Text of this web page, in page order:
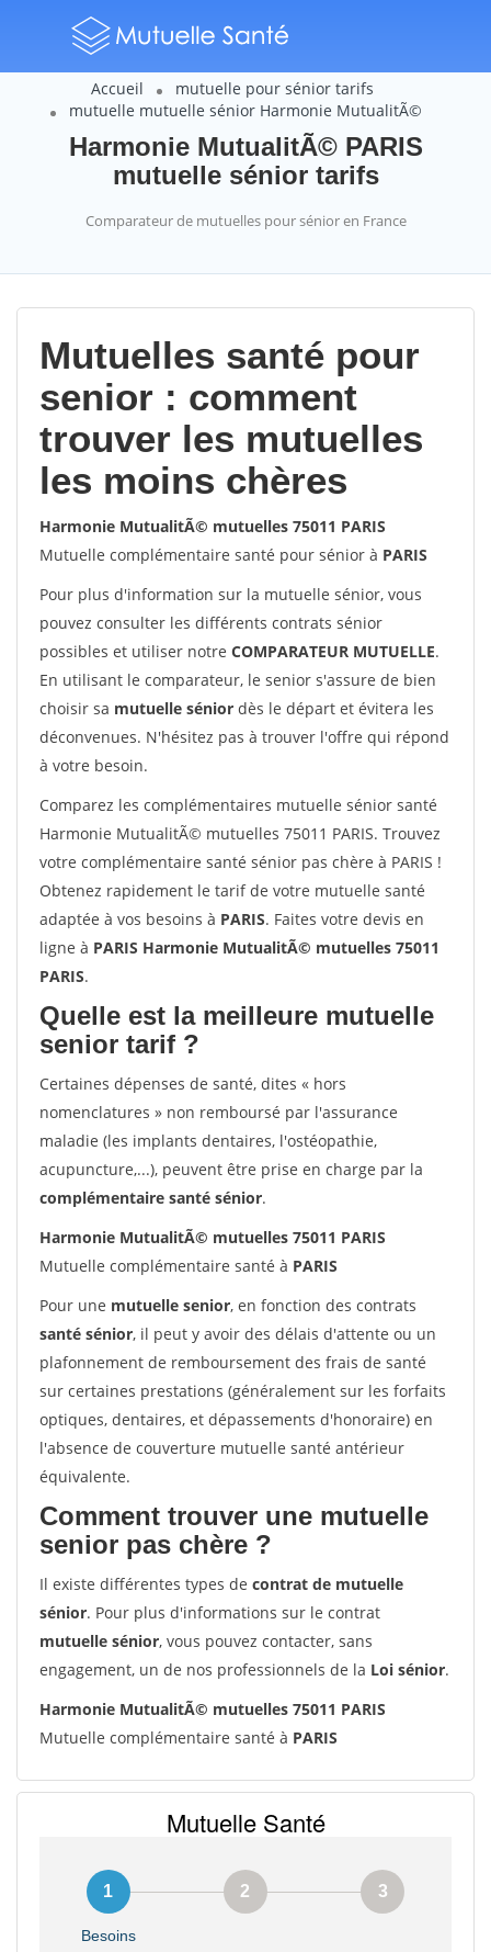
Accueil
mutuelle pour sénior tarifs
mutuelle mutuelle sénior Harmonie MutualitÃ©
Harmonie MutualitÃ© PARIS
mutuelle sénior tarifs
Comparateur de mutuelles pour sénior en France
Mutuelles santé pour
senior : comment
trouver les mutuelles
les moins chères
Harmonie MutualitÃ© mutuelles 75011 PARIS
Mutuelle complémentaire santé pour sénior à PARIS
Pour plus d'information sur la mutuelle sénior, vous
pouvez consulter les différents contrats sénior
possibles et utiliser notre COMPARATEUR MUTUELLE.
En utilisant le comparateur, le senior s'assure de bien
choisir sa mutuelle sénior dès le départ et évitera les
déconvenues. N'hésitez pas à trouver l'offre qui répond
à votre besoin.
Comparez les complémentaires mutuelle sénior santé
Harmonie MutualitÃ© mutuelles 75011 PARIS. Trouvez
votre complémentaire santé sénior pas chère à PARIS !
Obtenez rapidement le tarif de votre mutuelle santé
adaptée à vos besoins à PARIS. Faites votre devis en
ligne à PARIS Harmonie MutualitÃ© mutuelles 75011
PARIS.
Quelle est la meilleure mutuelle
senior tarif ?
Certaines dépenses de santé, dites « hors
nomenclatures » non remboursé par l'assurance
maladie (les implants dentaires, l'ostéopathie,
acupuncture,...), peuvent être prise en charge par la
complémentaire santé sénior.
Harmonie MutualitÃ© mutuelles 75011 PARIS
Mutuelle complémentaire santé à PARIS
Pour une mutuelle senior, en fonction des contrats
santé sénior, il peut y avoir des délais d'attente ou un
plafonnement de remboursement des frais de santé
sur certaines prestations (généralement sur les forfaits
optiques, dentaires, et dépassements d'honoraire) en
l'absence de couverture mutuelle santé antérieur
équivalente.
Comment trouver une mutuelle
senior pas chère ?
Il existe différentes types de contrat de mutuelle
sénior. Pour plus d'informations sur le contrat
mutuelle sénior, vous pouvez contacter, sans
engagement, un de nos professionnels de la Loi sénior.
Harmonie MutualitÃ© mutuelles 75011 PARIS
Mutuelle complémentaire santé à PARIS